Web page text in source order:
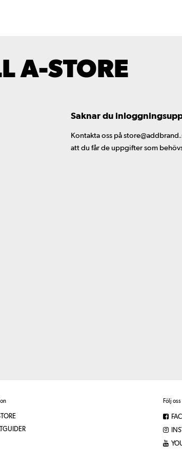
A-STORE
Saknar du
Kontakta oss på
att du får de uppgifter som
Följ oss